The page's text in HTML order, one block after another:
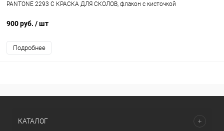
PANTONE 2293 C КРАСКА ДЛЯ СКОЛОВ, флакон с кисточкой
900 руб. / шт
Подробнее
КАТАЛОГ